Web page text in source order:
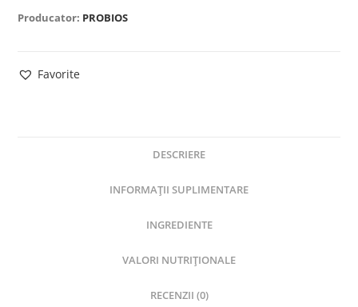
Producator: PROBIOS
Favorite
DESCRIERE
INFORMAȚII SUPLIMENTARE
INGREDIENTE
VALORI NUTRIȚIONALE
RECENZII (0)